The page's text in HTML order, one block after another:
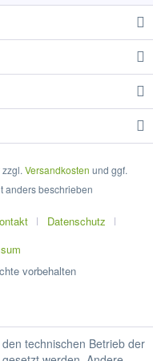
Versandkosten und ggf.
anders beschrieben
Datenschutz
vorbehalten
technischen Betrieb der